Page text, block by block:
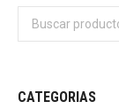
CATEGORIAS